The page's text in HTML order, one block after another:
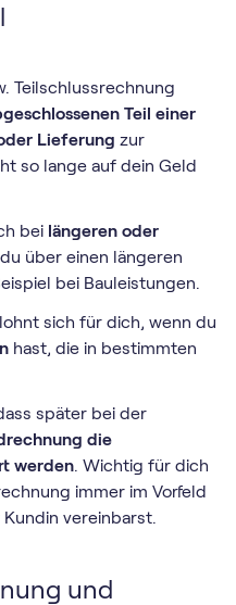
Teilschlussrechnung
Teil einer
Lieferung zur
so lange auf dein Geld
bei längeren oder
über einen längeren
bei Bauleistungen.
sich für dich, wenn du
hast, die in bestimmten
später bei der
die
werden. Wichtig für dich
immer im Vorfeld
vereinbarst.
und